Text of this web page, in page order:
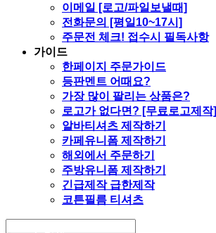
이메일 [로고/파일보낼때]
전화문의 [평일10~17시]
주문전 체크! 접수시 필독사항
가이드
한페이지 주문가이드
등판멘트 어때요?
가장 많이 팔리는 상품은?
로고가 없다면? [무료로고제작]
알바티셔츠 제작하기
카페유니폼 제작하기
해외에서 주문하기
주방유니폼 제작하기
긴급제작 급한제작
코튼필름 티셔츠